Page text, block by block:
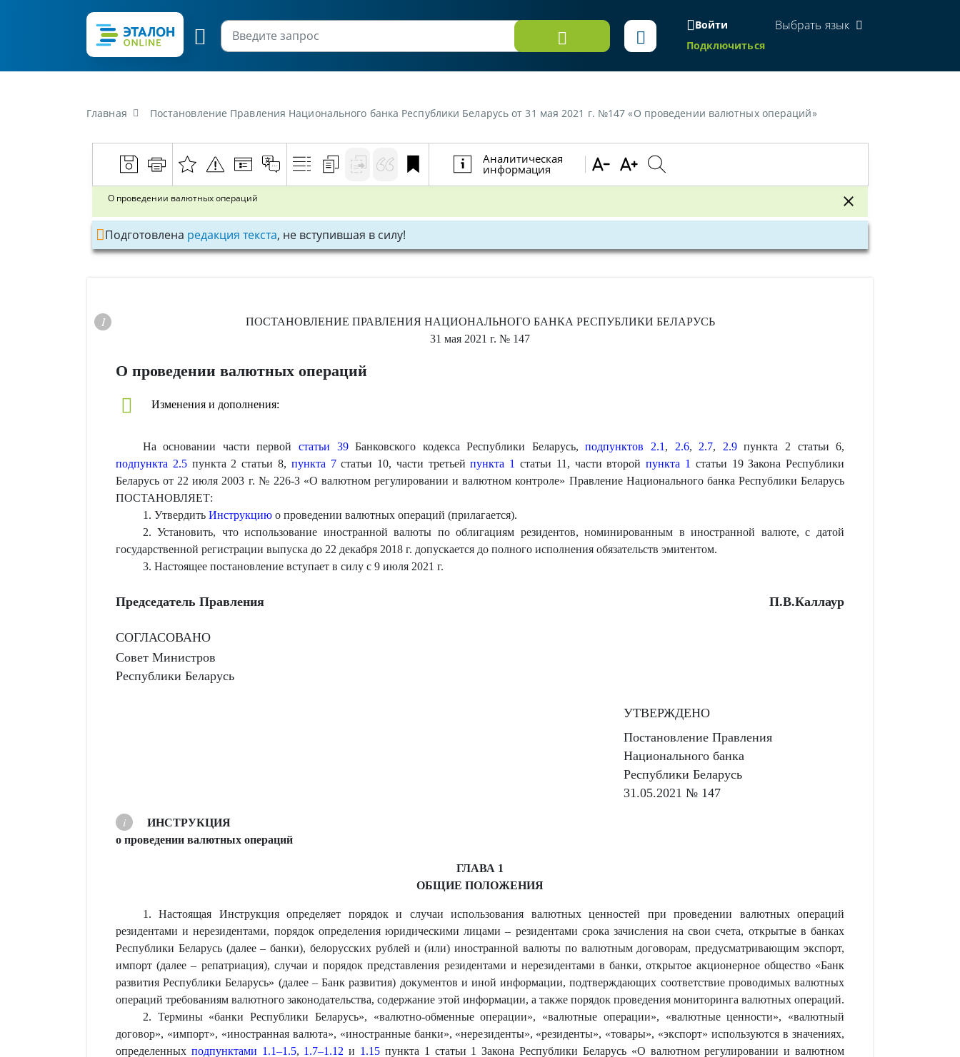
Войти
Подключиться
Выбрать язык
Главная Постановление Правления Национального банка Республики Беларусь от 31 мая 2021 г. №147 «О проведении валютных операций»
Аналитическая
информация
О проведении валютных операций
Подготовлена редакция текста, не вступившая в силу!
ПОСТАНОВЛЕНИЕ ПРАВЛЕНИЯ НАЦИОНАЛЬНОГО БАНКА РЕСПУБЛИКИ БЕЛАРУСЬ
31 мая 2021 г. № 147
О проведении валютных операций
Изменения и дополнения:
На основании части первойстатьи 39Банковского кодекса Республики Беларусь,подпунктов 2.1 , 2.6, 2.7, 2.9пункта 2 статьи 6,
подпункта 2.5пункта 2 статьи 8, пункта 7статьи 10, части третьейпункта 1 статьи 11, части второйпункта 1 статьи 19 Закона Республики
Беларусь от 22 июля 2003 г. № 226-З «О валютном регулировании и валютном контроле» Правление Национального банка Республики Беларусь
ПОСТАНОВЛЯЕТ:
1. Утвердить Инструкциюо проведении валютных операций (прилагается).
2. Установить, что использование иностранной валюты по облигациям резидентов, номинированным в иностранной валюте, с датой
государственной регистрации выпуска до 22 декабря 2018 г. допускается до полного исполнения обязательств эмитентом.
3. Настоящее постановление вступает в силу с 9 июля 2021 г.
Председатель Правления П.В.Каллаур
СОГЛАСОВАНО
Совет Министров
Республики Беларусь
УТВЕРЖДЕНО
Постановление Правления
Национального банка
Республики Беларусь
31.05.2021 № 147
ИНСТРУКЦИЯ
о проведении валютных операций
ГЛАВА 1
ОБЩИЕ ПОЛОЖЕНИЯ
1. Настоящая Инструкция определяет порядок и случаи использования валютных ценностей при проведении валютных операций
резидентами и нерезидентами, порядок определения юридическими лицами – резидентами срока зачисления на свои счета, открытые в банках
Республики Беларусь (далее – банки), белорусских рублей и (или) иностранной валюты по валютным договорам, предусматривающим экспорт,
импорт (далее – репатриация), случаи и порядок представления резидентами и нерезидентами в банки, открытое акционерное общество «Банк
развития Республики Беларусь» (далее – Банк развития) документов и иной информации, подтверждающих соответствие проводимых валютных
операций требованиям валютного законодательства, содержание этой информации, а также порядок проведения мониторинга валютных операций.
2. Термины «банки Республики Беларусь», «валютно-обменные операции», «валютные операции», «валютные ценности», «валютный
договор», «импорт», «иностранная валюта», «иностранные банки», «нерезиденты», «резиденты», «товары», «экспорт» используются в значениях,
определенных подпунктами 1.1–1.5, 1.7–1.12 и 1.15 пункта 1 статьи 1 Закона Республики Беларусь «О валютном регулировании и валютном